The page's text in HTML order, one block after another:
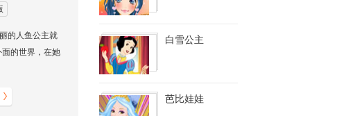
的人鱼公主就
的世界，在她
白雪公主
芭比娃娃